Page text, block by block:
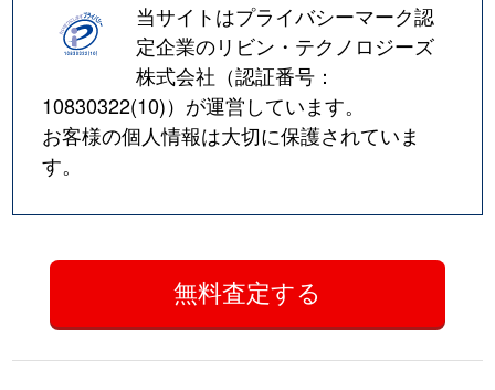
当サイトはプライバシーマーク認
定企業のリビン・テクノロジーズ
株式会社（認証番号：
10830322(10)）が運営しています。
お客様の個人情報は大切に保護されていま
す。